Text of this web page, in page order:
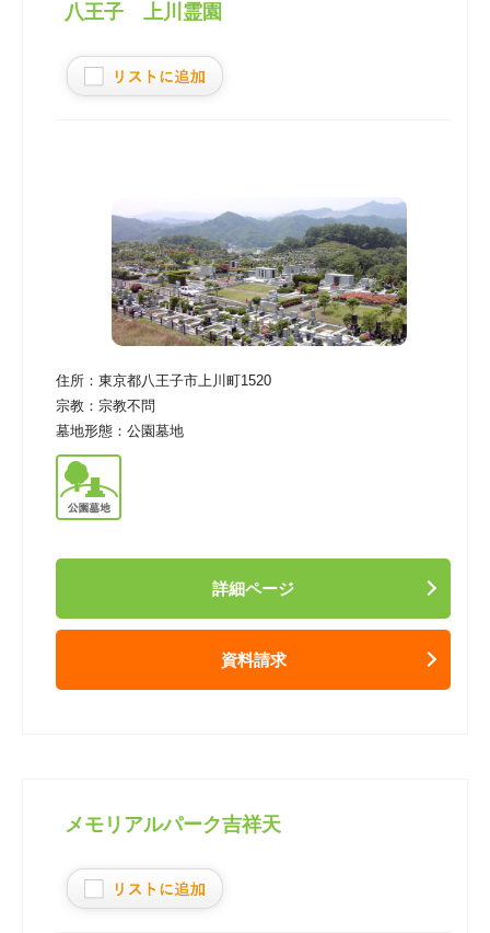
八王子 上川霊園
住所： 東京都八王子市上川町1520
宗教： 宗教不問
墓地形態： 公園墓地
詳細ページ
資料請求
メモリアルパーク吉祥天